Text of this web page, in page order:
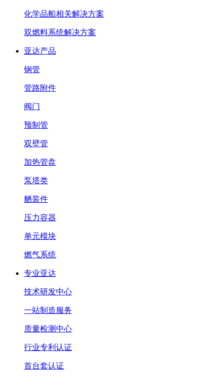
化学品船相关解决方案
双燃料系统解决方案
亚达产品
钢管
管路附件
阀门
预制管
双壁管
加热管盘
泵塔类
舾装件
压力容器
单元模块
燃气系统
专业亚达
技术研发中心
一站制造服务
质量检测中心
行业专利认证
首台套认证